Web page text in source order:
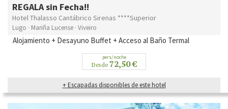
REGALA sin Fecha!!
Hotel Thalasso Cantábrico Sirenas ****Superior
Lugo · Mariña Lucense · Viveiro
Alojamiento + Desayuno Buffet + Acceso al Baño Termal
pers/noche
Desde 72,50 €
+ Escapadas disponibles de este hotel